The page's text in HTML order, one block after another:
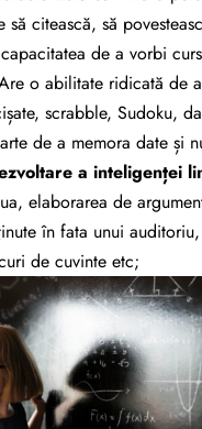
citească, să
de a vorbi
o abilitate ridicată de
scrabble, Sudoku,
de a memora date și
a inteligenței
elaborarea de
în fata unui auditoriu,
de cuvinte etc;